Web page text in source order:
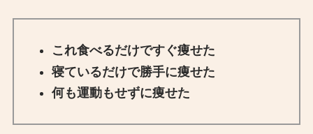
これ食べるだけですぐ痩せた
寝ているだけで勝手に痩せた
何も運動もせずに痩せた